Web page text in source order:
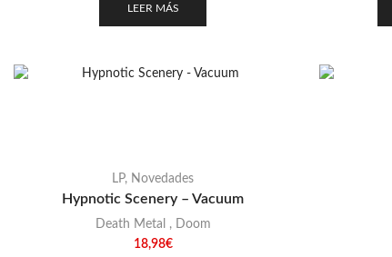
LEER MÁS
LP, Novedades
Hypnotic Scenery – Vacuum
Death Metal ,
Doom
18,98€